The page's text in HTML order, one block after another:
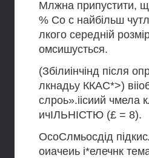
Млжна припустити,
% Со с найбільш
лкого середній
омсишусться.
(Збілиінчінд після
лкнадьу ККАС*>)
слроь».іісиий чмела
ичІЛЬНІСТЮ (£ = 8).
ОсоСлмьосдід
оиачеиь і*елечнк